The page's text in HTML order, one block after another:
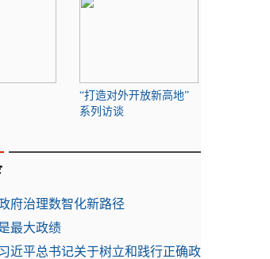
“打造对外开放新高地”
系列访谈
府治理数智化新路径
最大政绩
近平总书记关于树立和践行正确政